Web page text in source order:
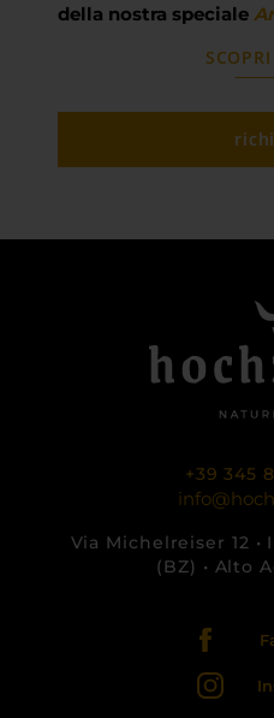
della nostra speciale
+39 345
Via Michelreiser 12 •
(BZ) • Alto